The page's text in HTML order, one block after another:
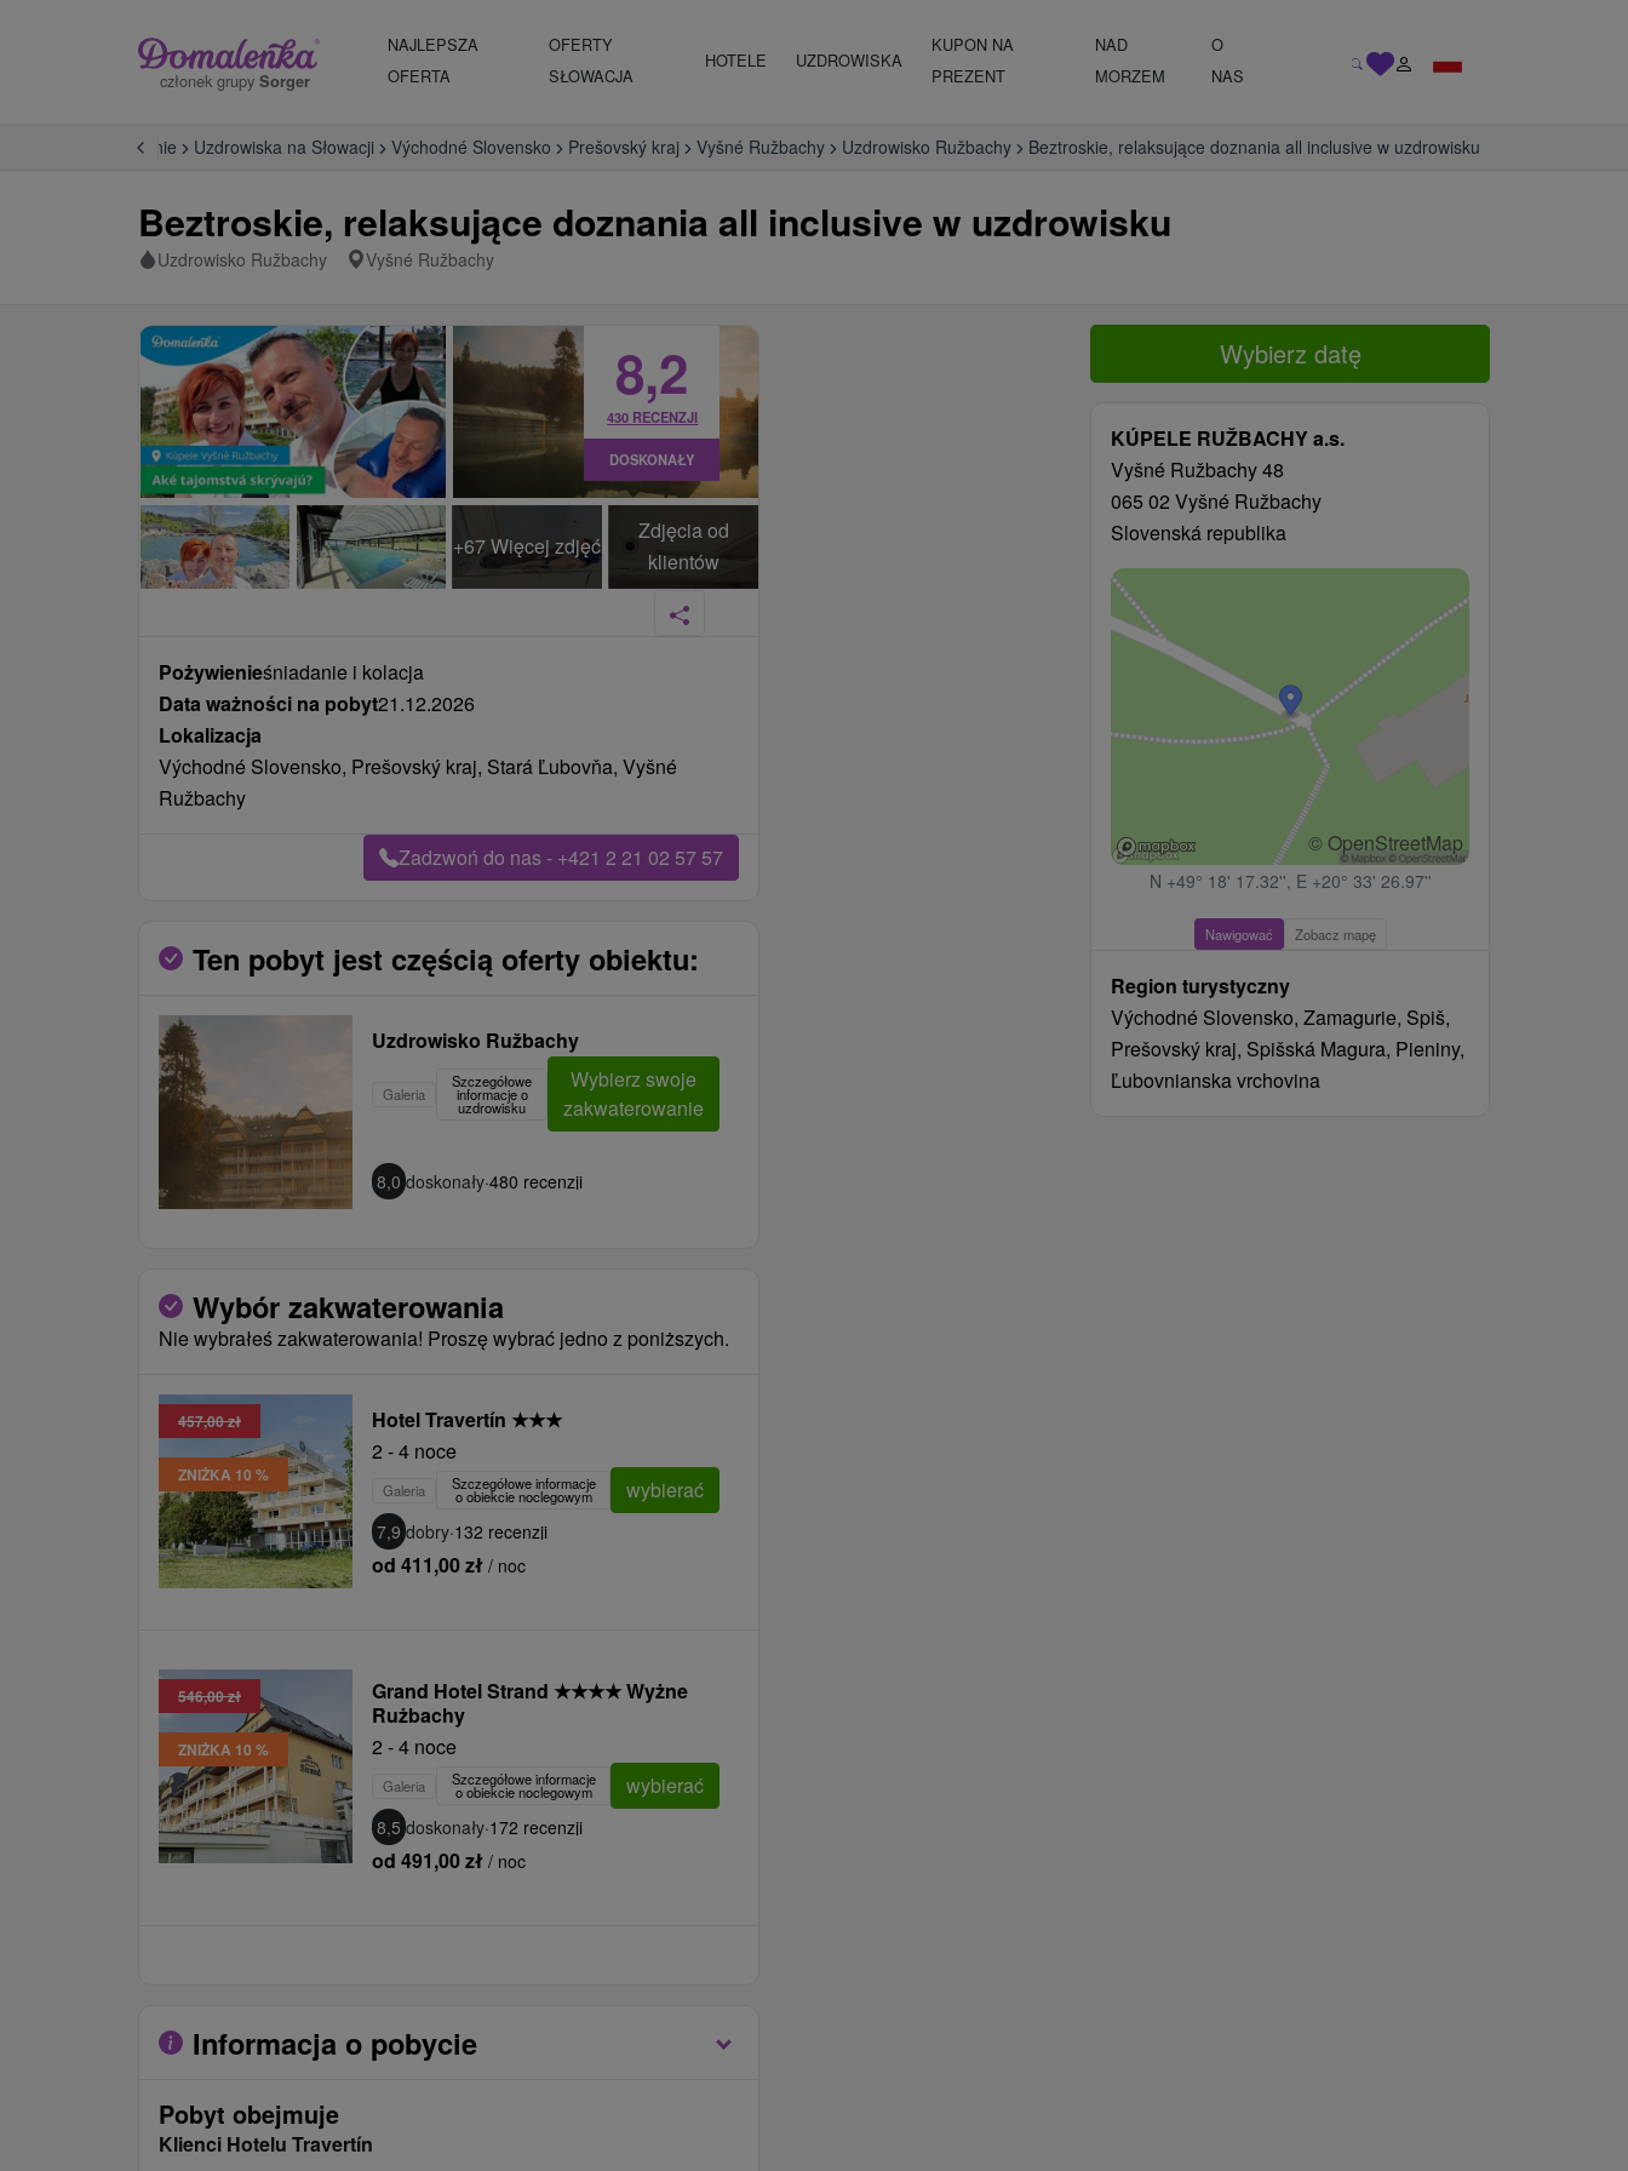
członek grupy Sorger
NAJLEPSZA
OFERTA
OFERTY
SŁOWACJA
HOTELE UZDROWISKA
KUPON NA
PREZENT
NAD
MORZEM
O
NAS
Wprowadzenie Uzdrowiska na Słowacji Východné Slovensko Prešovský kraj Vyšné Ružbachy Uzdrowisko Ružbachy Beztroskie, relaksujące doznania all inclusive w uzdrowisku
Beztroskie, relaksujące doznania all inclusive w uzdrowisku
Uzdrowisko Ružbachy Vyšné Ružbachy
Wybierz datę
KÚPELE RUŽBACHY a.s.
Vyšné Ružbachy 48
065 02 Vyšné Ružbachy
Slovenská republika
© OpenStreetMap
N +49° 18' 17.32'', E +20° 33' 26.97''
Nawigować Zobacz mapę
Region turystyczny
Východné Slovensko, Zamagurie, Spiš,
Prešovský kraj, Spišská Magura, Pieniny,
Ľubovnianska vrchovina
+67 Więcej zdjęć
Zdjęcia od
klientów
8,2
430 RECENZJI
DOSKONAŁY
Pożywienieśniadanie i kolacja
Data ważności na pobyt21.12.2026
Lokalizacja
Východné Slovensko, Prešovský kraj, Stará Ľubovňa, Vyšné
Ružbachy
Zadzwoń do nas - +421 2 21 02 57 57
Ten pobyt jest częścią oferty obiektu:
Uzdrowisko Ružbachy
Galeria
Szczegółowe
informacje o
uzdrowisku
Wybierz swoje
zakwaterowanie
8,0 doskonały·480 recenzji
Wybór zakwaterowania
Nie wybrałeś zakwaterowania! Proszę wybrać jedno z poniższych.
457,00 zł
ZNIŻKA 10 %
Hotel Travertín ★★★
2 - 4 noce
Galeria Szczegółowe informacje
o obiekcie noclegowym wybierać
7,9 dobry·132 recenzji
od 411,00 zł / noc
546,00 zł
ZNIŻKA 10 %
Grand Hotel Strand ★★★★Wyżne
Rużbachy
2 - 4 noce
Galeria Szczegółowe informacje
o obiekcie noclegowym wybierać
8,5 doskonały·172 recenzji
od 491,00 zł / noc
Informacja o pobycie
Pobyt obejmuje
Klienci Hotelu Travertín